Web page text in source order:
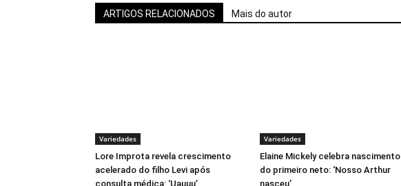
ARTIGOS RELACIONADOS Mais do autor
Variedades
Lore Improta revela crescimento
acelerado do filho Levi após
consulta médica: ‘Uauuu’
Variedades
Elaine Mickely celebra nascimento
do primeiro neto: ‘Nosso Arthur
nasceu’